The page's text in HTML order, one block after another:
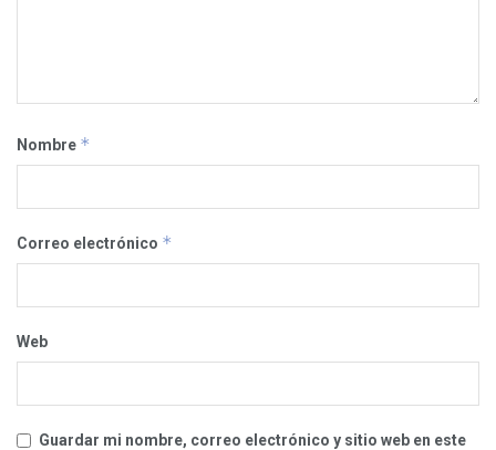
Nombre *
Correo electrónico *
Web
Guardar mi nombre, correo electrónico y sitio web en este